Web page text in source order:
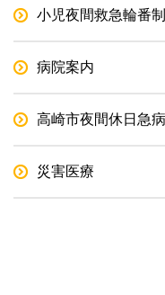
小児夜間救急輪番制
病院案内
高崎市夜間休日急
災害医療